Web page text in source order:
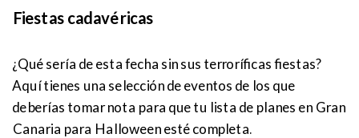
Fiestas cadavéricas
¿Qué sería de esta fecha sin sus terroríficas fiestas?
Aquí tienes una selección de eventos de los que
deberías tomar nota para que tu lista de planes en Gran
Canaria para Halloween esté completa.